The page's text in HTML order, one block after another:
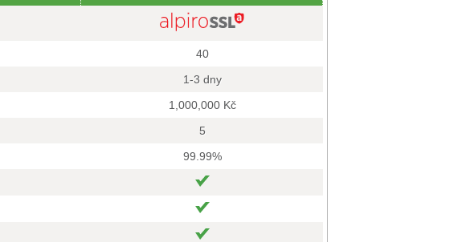
40
1-3 dny
1,000,000 Kč
5
99.99%